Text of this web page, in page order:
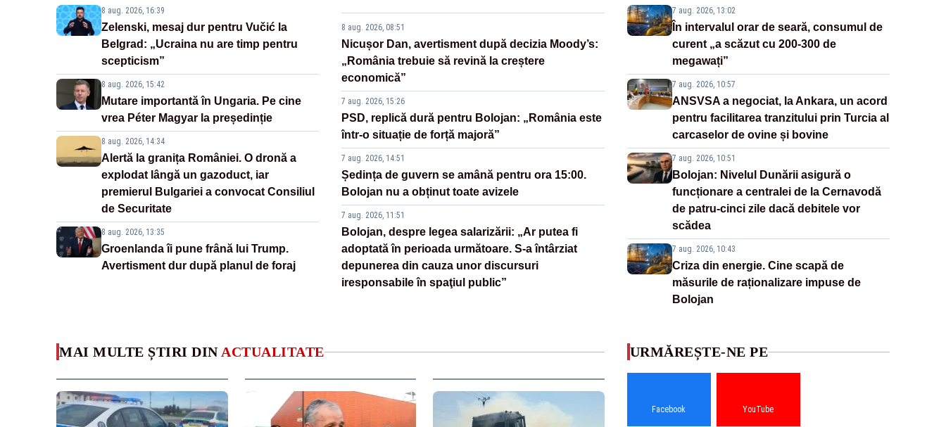
8 aug. 2026, 16:39
Zelenski, mesaj dur pentru Vučić la
Belgrad: „Ucraina nu are timp pentru
scepticism”
8 aug. 2026, 15:42
Mutare importantă în Ungaria. Pe cine
vrea Péter Magyar la președinție
8 aug. 2026, 14:34
Alertă la granița României. O dronă a
explodat lângă un gazoduct, iar
premierul Bulgariei a convocat Consiliul
de Securitate
8 aug. 2026, 13:35
Groenlanda îi pune frână lui Trump.
Avertisment dur după planul de foraj
8 aug. 2026, 08:51
Nicușor Dan, avertisment după decizia Moody’s:
„România trebuie să revină la creștere
economică”
7 aug. 2026, 15:26
PSD, replică dură pentru Bolojan: „România este
într-o situație de forță majoră”
7 aug. 2026, 14:51
Ședința de guvern se amână pentru ora 15:00.
Bolojan nu a obținut toate avizele
7 aug. 2026, 11:51
Bolojan, despre legea salarizării: „Ar putea fi
adoptată în perioada următoare. S-a întârziat
depunerea din cauza unor discursuri
iresponsabile în spaţiul public”
7 aug. 2026, 13:02
În intervalul orar de seară, consumul de
curent „a scăzut cu 200-300 de
megawați”
7 aug. 2026, 10:57
ANSVSA a negociat, la Ankara, un acord
pentru facilitarea tranzitului prin Turcia al
carcaselor de ovine și bovine
7 aug. 2026, 10:51
Bolojan: Nivelul Dunării asigură o
funcționare a centralei de la Cernavodă
de patru-cinci zile dacă debitele vor
scădea
7 aug. 2026, 10:43
Criza din energie. Cine scapă de
măsurile de raționalizare impuse de
Bolojan
MAI MULTE ȘTIRI DIN ACTUALITATE URMĂREȘTE-NE PE
Facebook YouTube